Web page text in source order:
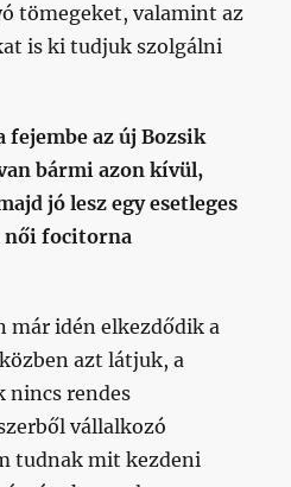
tömegeket, valamint az
is ki tudjuk szolgálni
fejembe az új Bozsik
bármi azon kívül,
jó lesz egy esetleges
női focitorna
már idén elkezdődik a
azt látjuk, a
nincs rendes
vállalkozó
tudnak mit kezdeni